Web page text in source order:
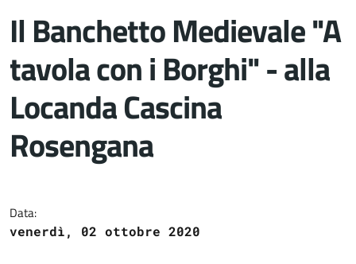
Il Banchetto Medievale "A
tavola con i Borghi" - alla
Locanda Cascina
Rosengana
Data:
venerdì, 02 ottobre 2020